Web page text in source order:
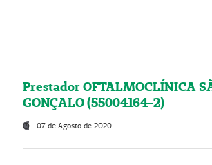
Prestador OFTALMOCLÍNICA
GONÇALO (55004164-2)
07 de Agosto de 2020